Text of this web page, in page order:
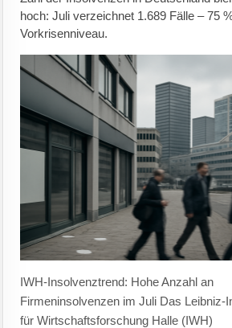
Eltern bereit zu zahlen: Soziale Faktoren
beeinflussen die Nutzung von KI für
Hausaufgaben und Lernhilfen.
Künstliche Intelligenz bei Hausaufgaben:
Einfluss sozialer Faktoren auf die